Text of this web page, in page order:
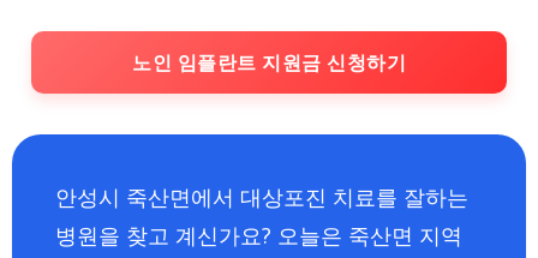
노인 임플란트 지원금 신청하기
안성시 죽산면에서 대상포진 치료를 잘하는
병원을 찾고 계신가요? 오늘은 죽산면 지역